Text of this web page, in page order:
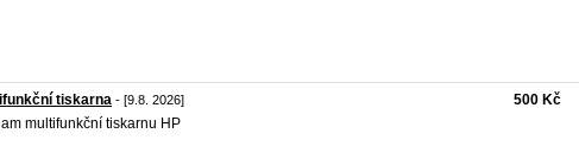
tiskarna - [9.8. 2026]
multifunkční tiskarnu HP
500 Kč